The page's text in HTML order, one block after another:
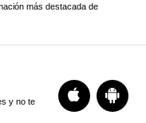
más destacada de
y no te